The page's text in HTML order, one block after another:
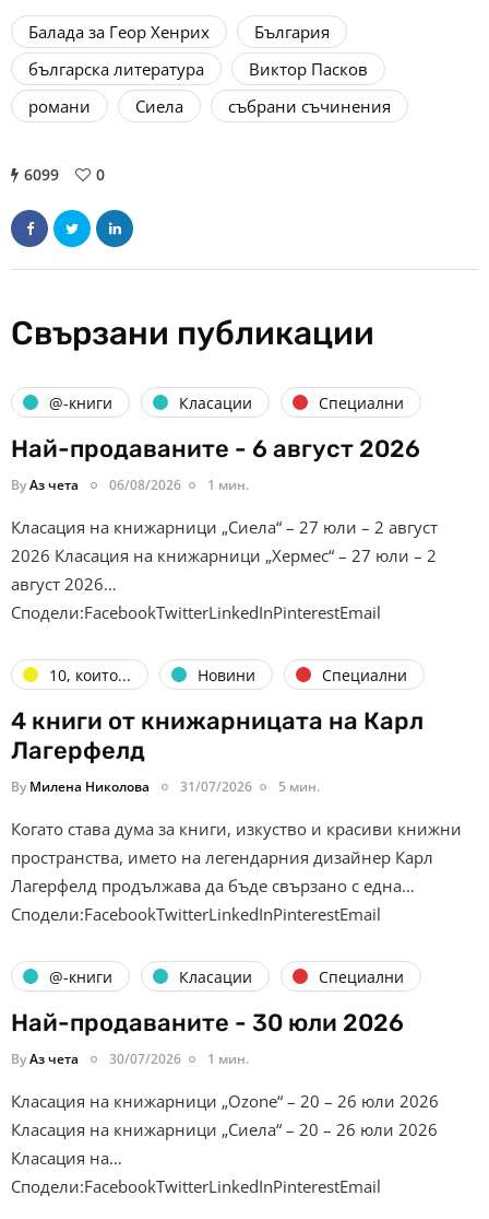
Балада за Геор Хенрих
България
българска литература
Виктор Пасков
романи
Сиела събрани съчинения
6099 0
Свързани публикации
@-книги Класации Специални
Най-продаваните - 6 август 2026
ByАз чета 06/08/2026 1 мин.
Класация на книжарници „Сиела“ – 27 юли – 2 август
2026 Класация на книжарници „Хермес“ – 27 юли – 2
август 2026…
Сподели:FacebookTwitterLinkedInPinterestEmail
10, които... Новини Специални
4 книги от книжарницата на Карл
Лагерфелд
By Милена Николова 31/07/2026 5 мин.
Когато става дума за книги, изкуство и красиви книжни
пространства, името на легендарния дизайнер Карл
Лагерфелд продължава да бъде свързано с една…
Сподели:FacebookTwitterLinkedInPinterestEmail
@-книги Класации Специални
Най-продаваните - 30 юли 2026
ByАз чета 30/07/2026 1 мин.
Класация на книжарници „Ozone“ – 20 – 26 юли 2026
Класация на книжарници „Сиела“ – 20 – 26 юли 2026
Класация на…
Сподели:FacebookTwitterLinkedInPinterestEmail